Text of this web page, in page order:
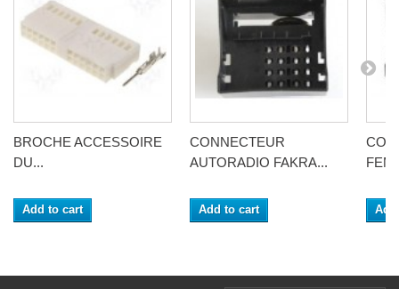
BROCHE ACCESSOIRE
DU...
Add to cart
CONNECTEUR
AUTORADIO FAKRA...
Add to cart